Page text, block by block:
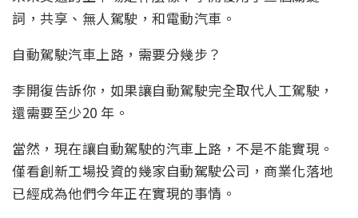
詞，共享、無人駕駛，和電動汽車。
自動駕駛汽車上路，需要分幾步？
李開復告訴你，如果讓自動駕駛完全取代人工駕駛，
還需要至少20 年。
當然，現在讓自動駕駛的汽車上路，不是不能實現。
僅看創新工場投資的幾家自動駕駛公司，商業化落地
已經成為他們今年正在實現的事情。